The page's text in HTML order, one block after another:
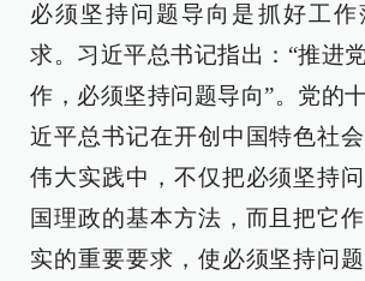
必须坚持问题导向是抓好工作
求。习近平总书记指出：“推进
作，必须坚持问题导向”。党的
近平总书记在开创中国特色社
伟大实践中，不仅把必须坚持
国理政的基本方法，而且把它
实的重要要求，使必须坚持问